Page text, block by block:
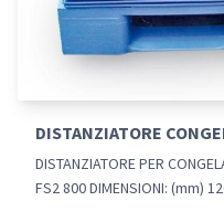
DISTANZIATORE
DISTANZIATORE PER
FS2 800 DIMENSIONI: (mm)